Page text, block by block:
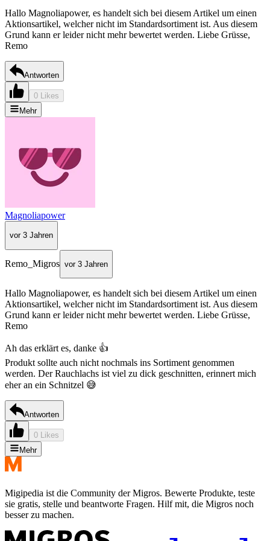
Hallo Magnoliapower, es handelt sich bei diesem Artikel um einen
Aktionsartikel, welcher nicht im Standardsortiment ist. Aus diesem
Grund kann er leider nicht mehr bewertet werden. Liebe Grüsse,
Remo
Antworten
0 Likes
Mehr
Magnoliapower
vor 3 Jahren
Remo_Migros vor 3 Jahren
Hallo Magnoliapower, es handelt sich bei diesem Artikel um einen
Aktionsartikel, welcher nicht im Standardsortiment ist. Aus diesem
Grund kann er leider nicht mehr bewertet werden. Liebe Grüsse,
Remo
Ah das erklärt es, danke 👍
Produkt sollte auch nicht nochmals ins Sortiment genommen
werden. Der Rauchlachs ist viel zu dick geschnitten, erinnert mich
eher an ein Schnitzel 😅
Antworten
0 Likes
Mehr
Migipedia ist die Community der Migros. Bewerte Produkte, teste
sie gratis, stelle und beantworte Fragen. Hilf mit, die Migros noch
besser zu machen.